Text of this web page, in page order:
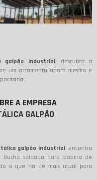
galpão industrial, descubra a
um orçamento agora mesmo e
A EMPRESA
GALPÃO
galpão industrial, encontra
bucha soldada para bobina de
o que há de mais atual para